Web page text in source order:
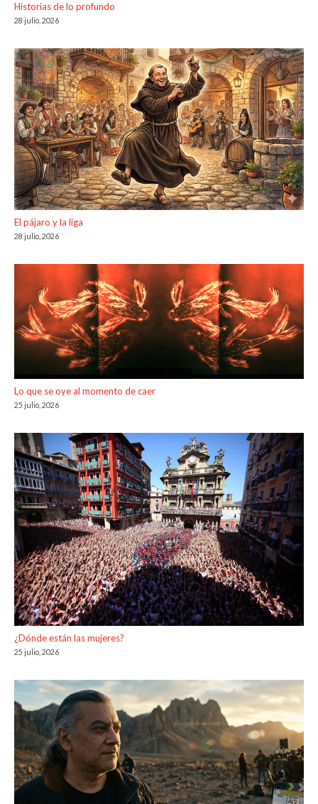
Historias de lo profundo
28 julio, 2026
El pájaro y la liga
28 julio, 2026
Lo que se oye al momento de caer
25 julio, 2026
¿Dónde están las mujeres?
25 julio, 2026